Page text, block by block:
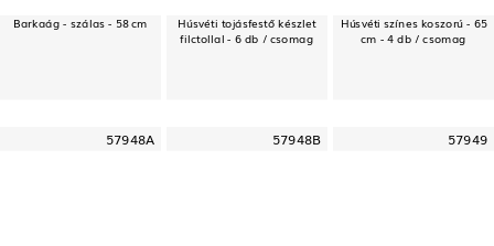
Barkaág - szálas - 58 cm Húsvéti tojásfestő készlet
filctollal - 6 db / csomag
Húsvéti színes koszorú - 65
cm - 4 db / csomag
57948A 57948B 57949